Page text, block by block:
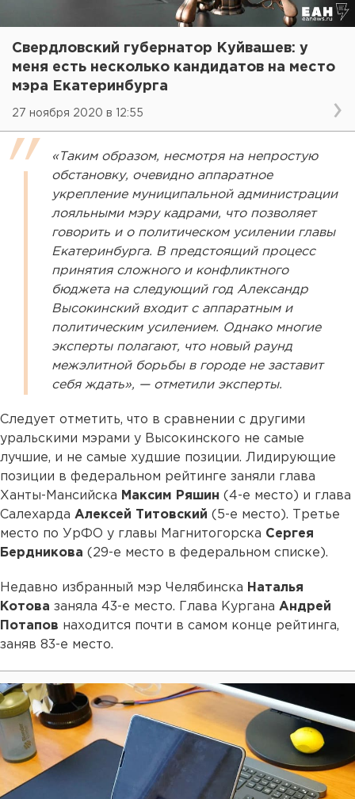
Свердловский губернатор Куйвашев: у
меня есть несколько кандидатов на место
мэра Екатеринбурга
27 ноября 2020 в 12:55
«Таким образом, несмотря на непростую
обстановку, очевидно аппаратное
укрепление муниципальной администрации
лояльными мэру кадрами, что позволяет
говорить и о политическом усилении главы
Екатеринбурга. В предстоящий процесс
принятия сложного и конфликтного
бюджета на следующий год Александр
Высокинский входит с аппаратным и
политическим усилением. Однако многие
эксперты полагают, что новый раунд
межэлитной борьбы в городе не заставит
себя ждать», — отметили эксперты.
Следует отметить, что в сравнении с другими
уральскими мэрами у Высокинского не самые
лучшие, и не самые худшие позиции. Лидирующие
позиции в федеральном рейтинге заняли глава
Ханты-Мансийска Максим Ряшин (4-е место) и глава
Салехарда Алексей Титовский (5-е место). Третье
место по УрФО у главы Магнитогорска Сергея
Бердникова (29-е место в федеральном списке).
Недавно избранный мэр Челябинска Наталья
Котова заняла 43-е место. Глава Кургана Андрей
Потапов находится почти в самом конце рейтинга,
заняв 83-е место.